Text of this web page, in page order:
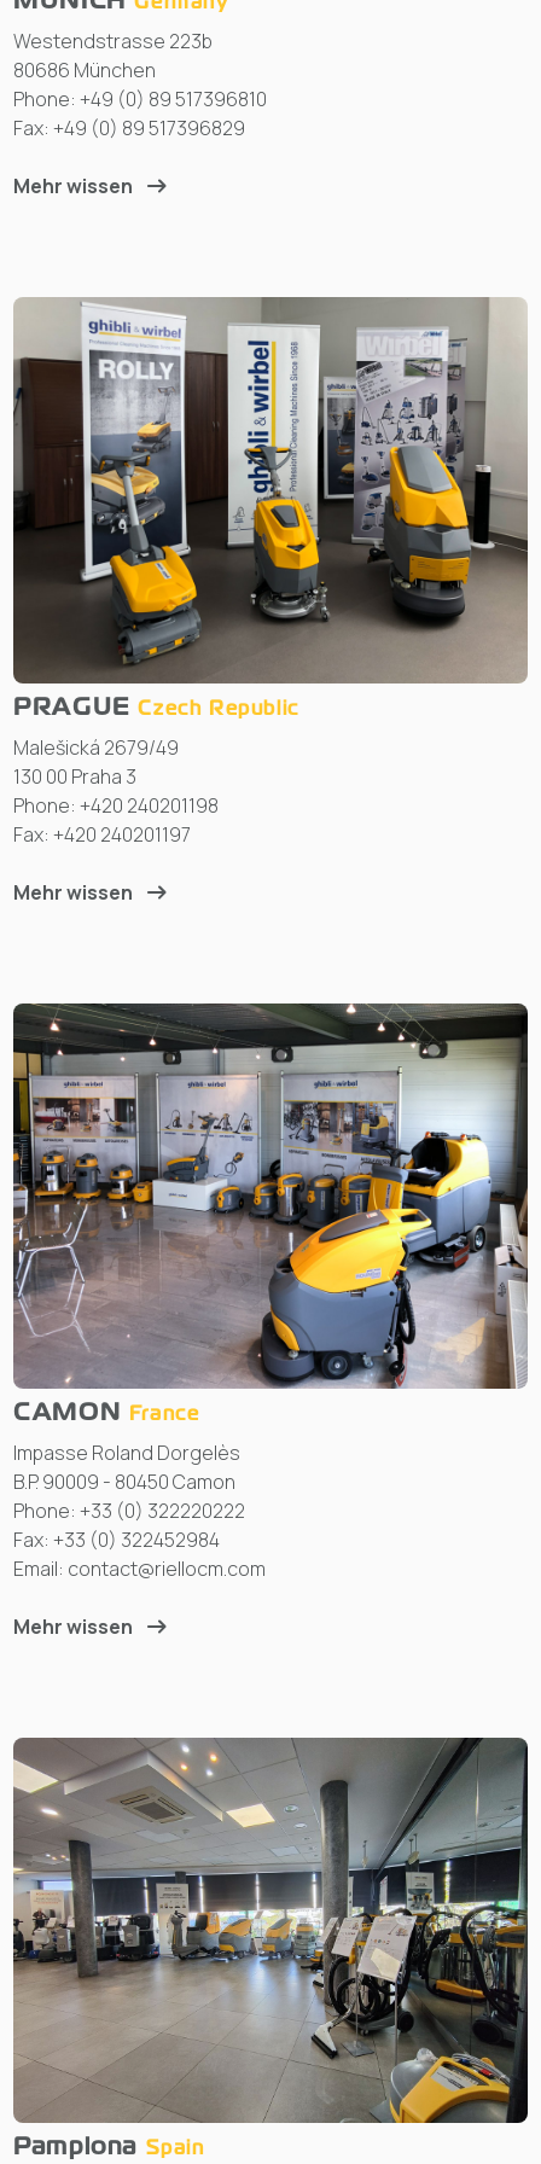
Westendstrasse 223b
80686 München
Phone: +49 (0) 89 517396810
Fax: +49 (0) 89 517396829
Mehr wissen
PRAGUECzech Republic
Malešická 2679/49
130 00 Praha 3
Phone: +420 240201198
Fax: +420 240201197
Mehr wissen
CAMON France
Impasse Roland Dorgelès
B.P. 90009 - 80450 Camon
Phone: +33 (0) 322220222
Fax: +33 (0) 322452984
Email: contact@riellocm.com
Mehr wissen
Pamplona Spain